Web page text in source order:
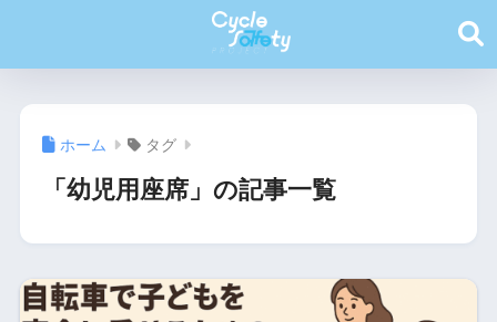
ホーム タグ
「幼児用座席」の記事一覧